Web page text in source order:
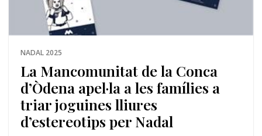
NADAL 2025
La Mancomunitat de la Conca
d’Òdena apel·la a les famílies a
triar joguines lliures
d’estereotips per Nadal